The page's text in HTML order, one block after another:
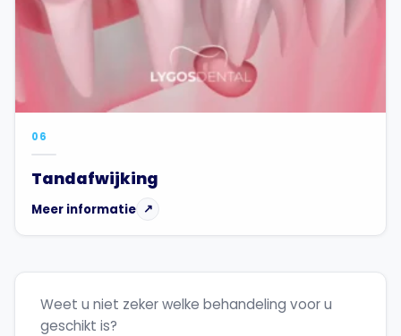
06
Tandafwijking
Meer informatie ↗
Weet u niet zeker welke behandeling voor u
geschikt is?